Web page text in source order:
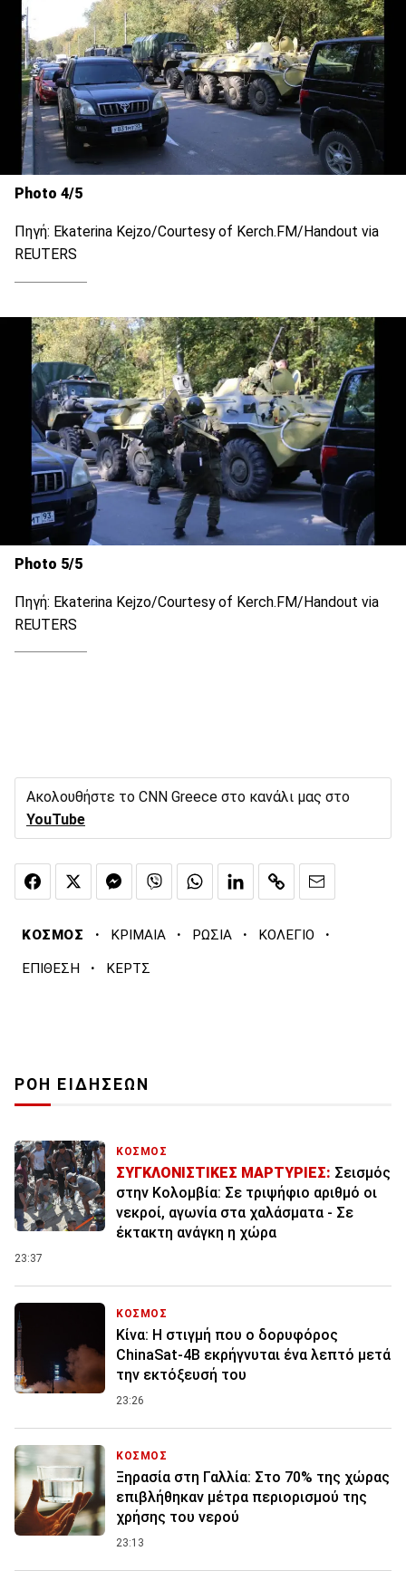
Photo 4/5
Πηγή: Ekaterina Kejzo/Courtesy of Kerch.FM/Handout via
REUTERS
Photo 5/5
Πηγή: Ekaterina Kejzo/Courtesy of Kerch.FM/Handout via
REUTERS
Ακολουθήστε το CNN Greece στο κανάλι μας στο
YouTube
ΚΟΣΜΟΣ · ΚΡΙΜΑΙΑ · ΡΩΣΙΑ · ΚΟΛΕΓΙΟ ·
ΕΠΙΘΕΣΗ · ΚΕΡΤΣ
ΡΟΗ ΕΙΔΗΣΕΩΝ
ΚΟΣΜΟΣ
ΣΥΓΚΛΟΝΙΣΤΙΚΕΣ ΜΑΡΤΥΡΙΕΣ: Σεισμός
στην Κολομβία: Σε τριψήφιο αριθμό οι
νεκροί, αγωνία στα χαλάσματα - Σε
έκτακτη ανάγκη η χώρα
23:37
ΚΟΣΜΟΣ
Κίνα: Η στιγμή που ο δορυφόρος
ChinaSat-4B εκρήγνυται ένα λεπτό μετά
την εκτόξευσή του
23:26
ΚΟΣΜΟΣ
Ξηρασία στη Γαλλία: Στο 70% της χώρας
επιβλήθηκαν μέτρα περιορισμού της
χρήσης του νερού
23:13